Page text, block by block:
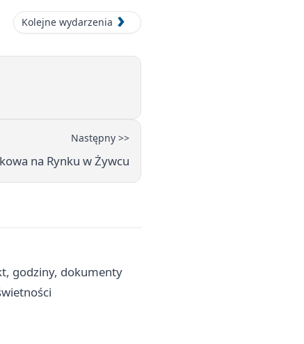
Kolejne wydarzenia
Następny >>
na Rynku w Żywcu
godziny, dokumenty